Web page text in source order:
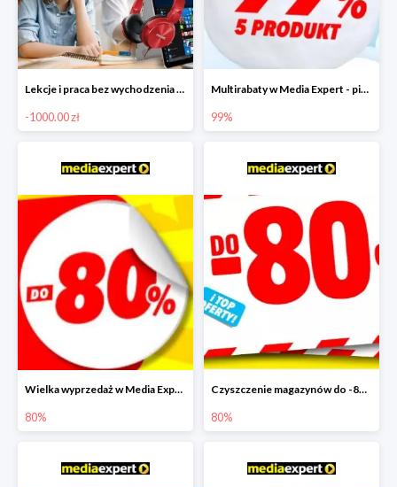
Lekcje i praca bez wychodzenia z domu w Media Markt - taniej nawet o 1000 zł
-1000.00 zł
Multirabaty w Media Expert - piąty produkt -99%
99%
Wielka wyprzedaż w Media Expert do -80%
80%
Czyszczenie magazynów do -80%
80%